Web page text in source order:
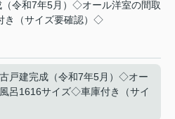
令和7年5月）◇オール洋室の間取
き（サイズ要確認）◇
戸建完成（令和7年5月）◇オー
呂1616サイズ◇車庫付き（サイ